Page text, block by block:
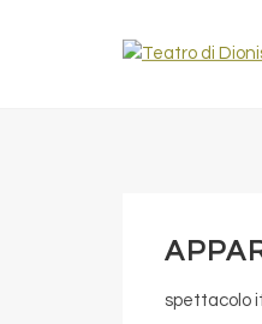
spettacolo